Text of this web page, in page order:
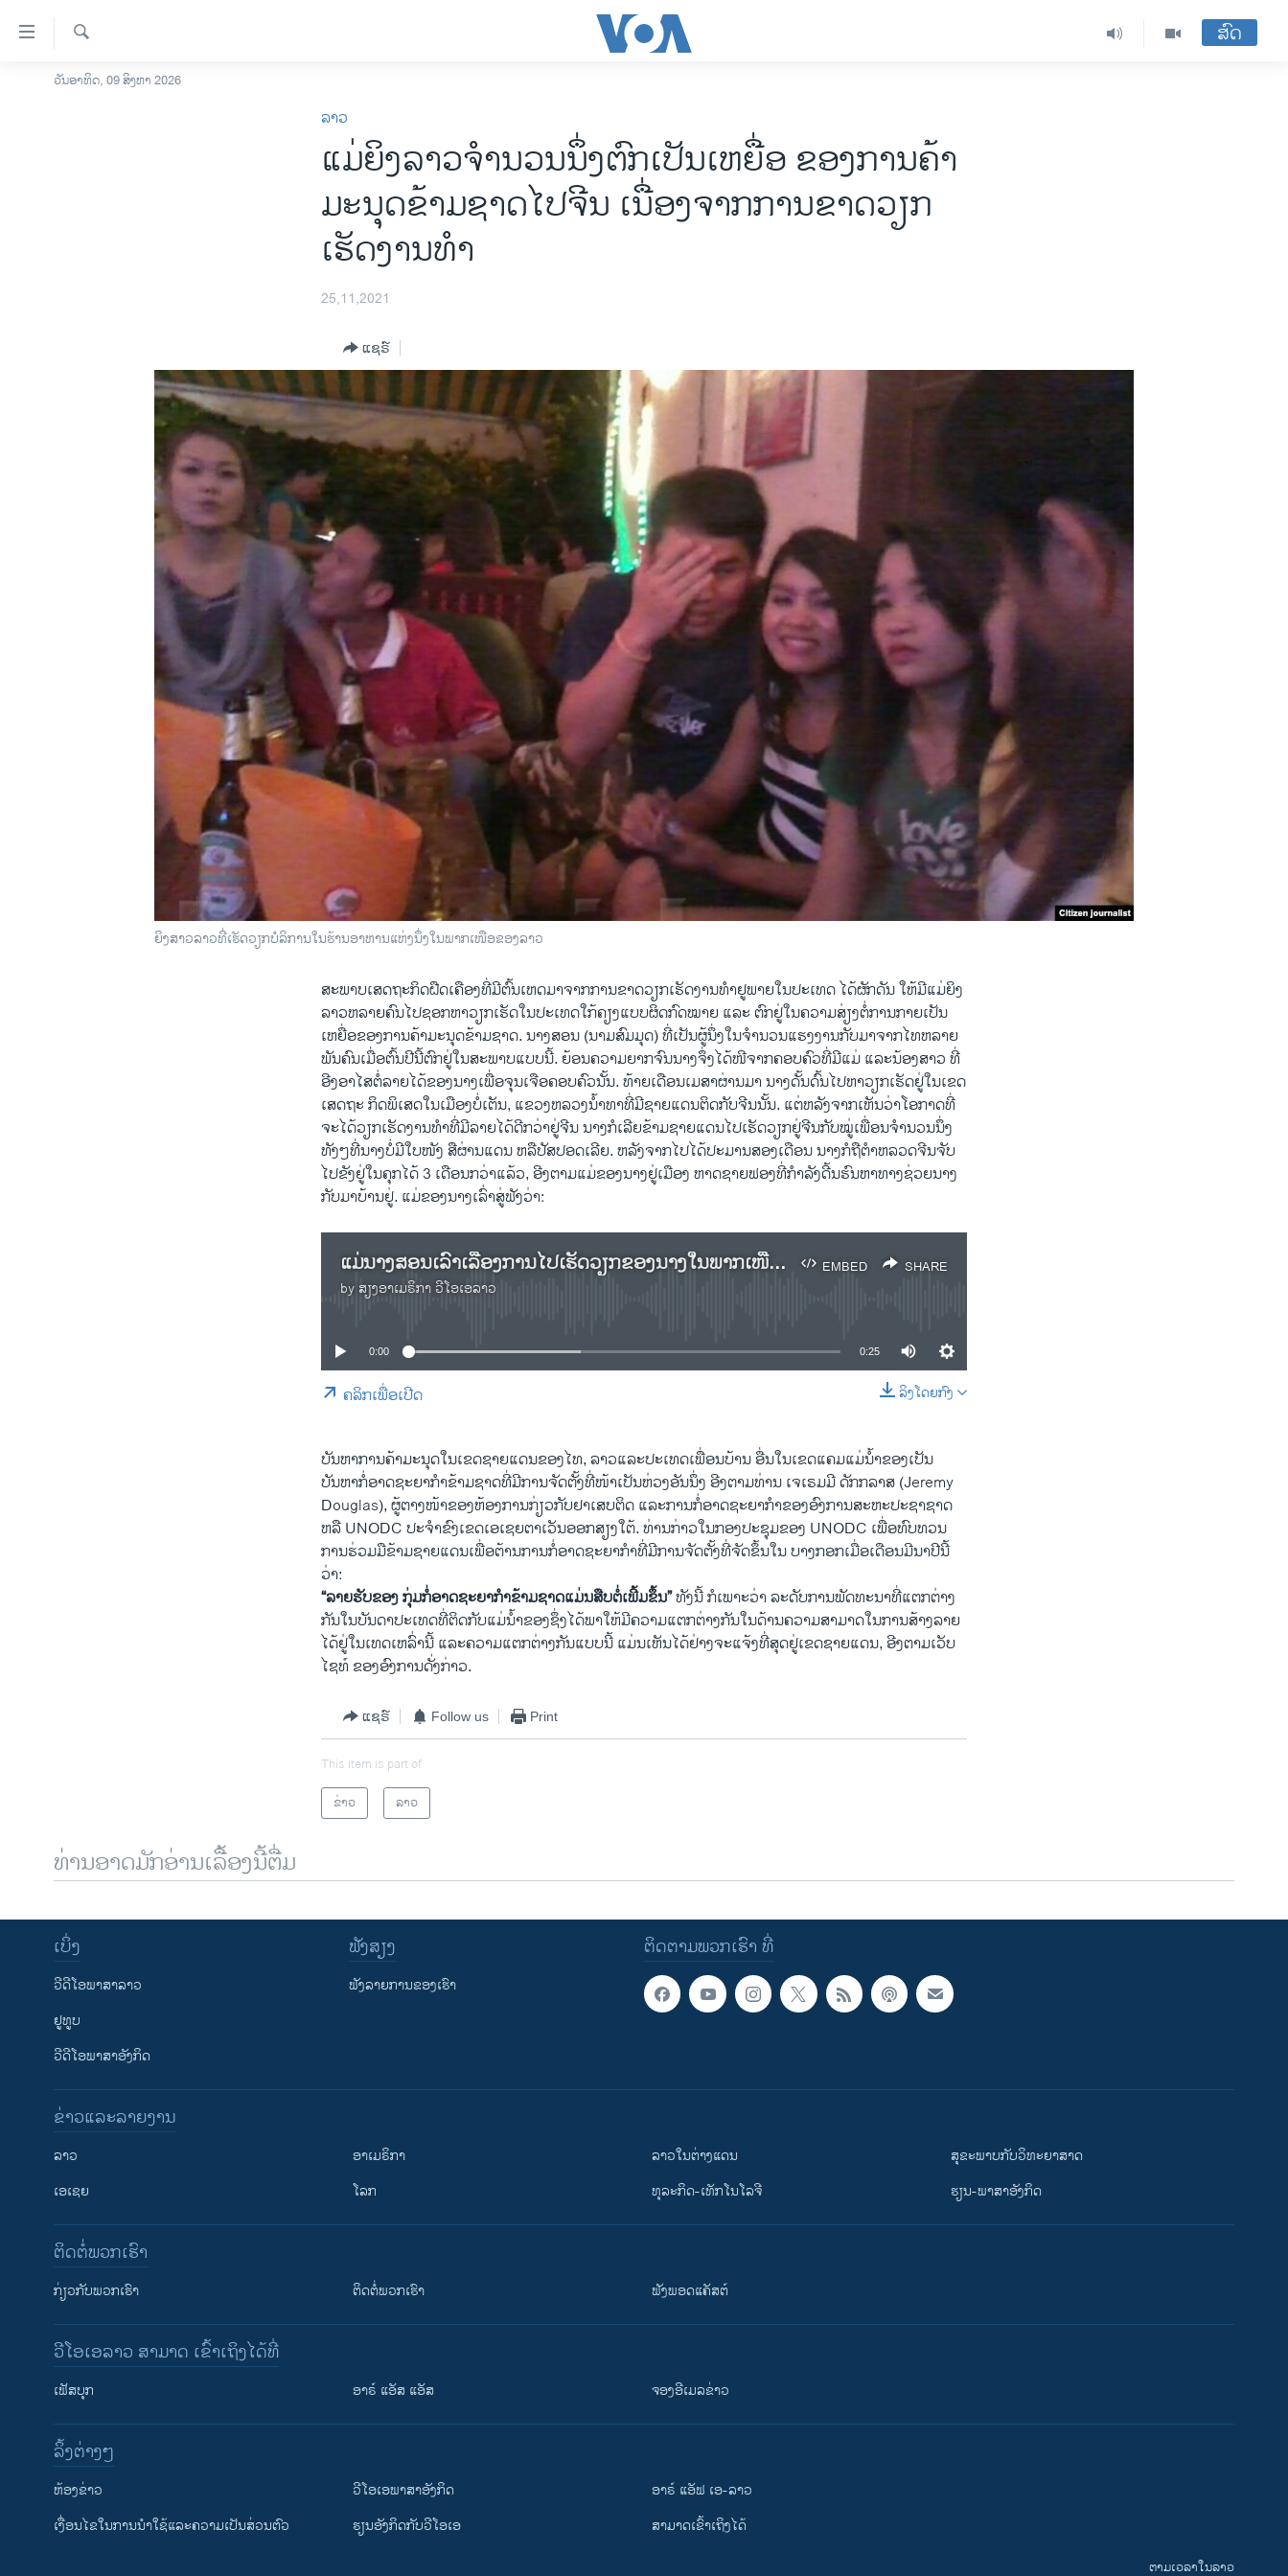
ລິ້ງ
ສຳຫລັບ
ໂຮມເພຈ
ຕິດຕາມພວກເຮົາ ທີ່
ຄົ້ນຫາ
ສົດ
ວັນອາທິດ, 09 ສິງຫາ 2026
ລາວ
ແມ່ຍິງລາວຈຳ​ນວນ​ນຶ່ງຕົກເປັນເຫຍື່ອ ຂອງການຄ້າ
ມະນຸດຂ້າມ​ຊາດໄປ​ຈີນ ເນື່ອງ​ຈາກ​ການ​ຂາດ​ວຽກ​
ເຮັດ​ງານ​ທຳ​
25,11,2021
ແຊຣ໌
​ຍິງ​ສາວ​ລາວ​ທີ່​ເຮັດ​ວຽກ​ບໍ​ລິ​ການ​ໃນ​ຮ້ານ​ອາ​ຫານ​ແຫ່ງ​ນຶ່ງ​ໃນ​ພາກ​ເໜືອ​ຂອງ​ລາວ
ສະພາບເສດຖະກິດຝືດເຄືອງທີ່ມີຕົ້ນເຫດມາຈາກການຂາດວຽກເຮັດງານທໍາຢູພາຍໃນປະເທດ ໄດ້ຜັກດັນ ໃຫ້ມີແມ່ຍິງ
ລາວຫລາຍຄົນໄປຊອກຫາວຽກເຮັດໃນປະເທດໃກ້ຄຽງແບບຜິດກົດໝາຍ ແລະ ຕົກຢູ່ໃນຄວາມສ່ຽງຕໍ່ການກາຍເປັນ
ເຫຍື່ອຂອງການຄ້າມະນຸດຂ້າມຊາດ. ນາງສອນ (ນາມສົມມຸດ) ທີ່ເປັນຜູ້ນຶ່ງໃນຈໍານວນແຮງງານກັບມາຈາກໄທຫລາຍ
ພັນຄົນເມື່ອຕົ້ນປີນີ້ຕົກຢູ່ໃນສະພາບແບບນີ້. ຍ້ອນຄວາມຍາກຈົນນາງຈຶ່ງໄດ້ໜີຈາກຄອບຄົວທີ່ມີແມ່ ແລະນ້ອງສາວ ທີ່
ອີງອາໄສຕໍ່ລາຍໄດ້ຂອງນາງເພື່ອຈຸນເຈືອຄອບຄົວນັ້ນ. ທ້າຍເດືອນເມສາຜ່ານມາ ນາງດັ້ນດົ້ນໄປຫາວຽກເຮັດຢູ່ໃນເຂດ
ເສດຖະ ກິດພິເສດໃນເມືອງບໍ່ເຕັນ, ແຂວງຫລວງນໍ້າທາທີ່ມີຊາຍແດນຕິດກັບຈີນນັ້ນ. ແຕ່ຫລັງຈາກເຫັນວ່າໂອກາດທີ່
ຈະໄດ້ວຽກເຮັດງານທໍາທີ່ມີລາຍໄດ້ດີກວ່າຢູ່ຈີນ ນາງກໍເລີຍຂ້າມຊາຍແດນໄປເຮັດວຽກຢູ່ຈີນກັບໝູ່ເພື່ອນຈໍານວນນຶ່ງ
ທັງໆທີ່ນາງບໍ່ມີໃບໜັງ ສືຜ່ານແດນ ຫລືປັສປອດເລີຍ. ຫລັງຈາກໄປໄດ້ປະມານສອງເດືອນ ນາງກໍຖືຕໍາຫລວດຈີນຈັບ
ໄປຂັງຢູ່ໃນຄຸກໄດ້ 3 ເດືອນກວ່າແລ້ວ, ອີງຕາມແມ່ຂອງນາງຢູ່ເມືອງ ຫາດຊາຍຟອງທີ່ກໍາລັງດີ້ນຮົນຫາທາງຊ່ວຍນາງ
ກັບມາບ້ານຢູ່. ແມ່ຂອງນາງເລົ່າສູ່ຟັງວ່າ:
EMBED SHARE
ແມ່​ນາງ​ສອນ​ເລົ່າ​ເລື້ອງ​ການ​ໄປ​ເຮັດ​ວຽກ​ຂອງ​ນາງ​ໃນ​ພາກ​ເໜືອ​ຂອງ​ລາວ
by ສຽງອາເມຣິກາ ວີໂອເອລາວ
SHARE
0:00 0:25
ລິງໂດຍກົງ
ຄລິກເພື່ອເປີດ
ບັນຫາການຄ້າມະນຸດໃນເຂດຊາຍແດນຂອງໄທ, ລາວແລະປະເທດເພື່ອນບ້ານ ອື່ນໃນເຂດແຄມແມ່ນໍ້າຂອງເປັນ
ບັນຫາກໍ່ອາດຊະຍາກໍາຂ້າມຊາດທີ່ມີການຈັດຕັ້ງທີ່ໜ້າເປັນຫ່ວງອັນນຶ່ງ ອີງຕາມທ່ານ ເຈເຣມມີ ດັກກລາສ (Jeremy
Douglas), ຜູ້ຕາງໜ້າຂອງຫ້ອງການກ່ຽວກັບຢາເສບຕິດ ແລະການກໍ່ອາດຊະຍາກໍາຂອງອົງການສະຫະປະຊາຊາດ
ຫລື UNODC ປະຈໍາຂົງເຂດເອເຊຍຕາເວັນອອກສຽງໃຕ້. ທ່ານກ່າວໃນກອງປະຊຸມຂອງ UNODC ເພື່ອທົບທວນ
ການຮ່ວມມືຂ້າມຊາຍແດນເພື່ອຕ້ານການກໍ່ອາດຊະຍາກໍາທີ່ມີການຈັດຕັ້ງທີ່ຈັດຂຶ້ນໃນ ບາງກອກເມື່ອເດືອນມີນາປີນີ້
ວ່າ:
“ລາຍຮັບຂອງ ກຸ່ມກໍ່ອາດຊະຍາກໍາຂ້າມຊາດແມ່ນສືບຕໍ່ເພີ້ມຂຶ້ນ”ທັງນີ້ ກໍເພາະວ່າ ລະດັບການພັດທະນາທີ່ແຕກຕ່າງ
ກັນໃນບັນດາປະເທດທີ່ຕິດກັບແມ່ນໍ້າຂອງຊຶ່ງໄດ້ພາໃຫ້ມີຄວາມແຕກຕ່າງກັນໃນດ້ານຄວາມສາມາດໃນການສ້າງລາຍ
ໄດ້ຢູ່ໃນເທດເຫລົ່ານີ້ ແລະຄວາມແຕກຕ່າງກັນແບບນີ້ ແມ່ນເຫັນໄດ້ຢ່າງຈະແຈ້ງທີ່ສຸດຢູ່ເຂດຊາຍແດນ, ອີງຕາມເວັບ
ໄຊທ໌ ຂອງອົງການດັ່ງກ່າວ.
ແຊຣ໌ Follow us Print
This item is part of
ຂ່າວ
ລາວ
ທ່ານອາດມັກອ່ານເລື້ອງນີ້ຕື່ມ
ຕິດຕາມພວກເຮົາ ທີ່
ເບິ່ງ
ວີດີໂອພາສາລາວ
ຢູທູບ
ວີດີໂອພາສາອັງກິດ
ຟັງສຽງ
ຟັງລາຍການຂອງເຮົາ
ຂ່າວແລະລາຍງານ
ລາວ
ເອເຊຍ
ອາເມຣິກາ
ໂລກ
ລາວໃນຕ່າງແດນ
ທຸລະກິດ-ເທັກໂນໂລຈີ
ສຸຂະພາບກັບວິທະຍາສາດ
ຮຽນ-ພາສາອັງກິດ
ຕິດຕໍ່ພວກເຮົາ
ກ່ຽວກັບພວກເຮົາ ຕິດຕໍ່ພວກເຮົາ ຟັງພອດແຄັສຕ໌
ວີໂອເອລາວ ສາມາດ ເຂົ້າເຖິງໄດ້ທີ່
ເຟັສບຸກ ອາຣ໌ ແອັສ ແອັສ ຈອງອີເມລຂ່າວ
​ລິ້ງ​ຕ່າງໆ
​ຫ້ອງ​ຂ່າວ
​ເງື່ອນ​ໄຂ​ໃນ​ການ​ນຳ​ໃຊ້​ແລະຄວາມ​ເປັນ​ສ່​ວນ​ຕົວ
ວີ​ໂອ​ເອ​ພາ​ສາ​ອັງ​ກິດ
​ຮຽນ​ອັງ​ກິດ​ກັບ​ວີ​ໂອ​ເອ
ອາຣ໌ ແອັຟ ເອ-ລາວ
ສາມາດເຂົ້າເຖິງໄດ້
ຕາມເວລາໃນລາວ